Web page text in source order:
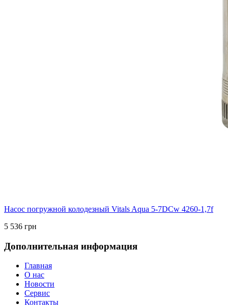
Насос погружной колодезный Vitals Aqua 5-7DCw 4260-1,7f
5 536 грн
Дополнительная информация
Главная
О нас
Новости
Сервис
Контакты